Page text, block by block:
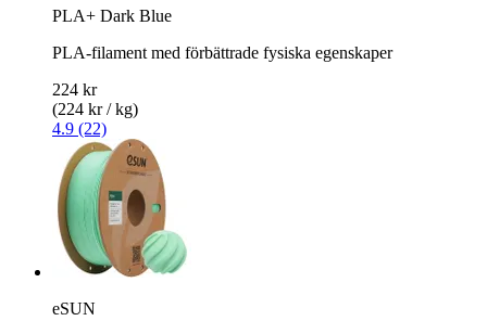
PLA+ Dark Blue
PLA-filament med förbättrade fysiska egenskaper
224 kr
(224 kr / kg)
4.9 (22)
eSUN